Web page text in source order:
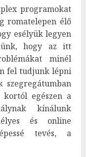
programokat
romatelepen élő
esélyük legyen
hogy az itt
minél
fel tudjunk lépni
szegregátumban
kortól egészen a
kínálunk
és online
tevés, a